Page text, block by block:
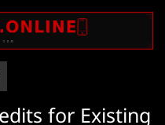
for Existing